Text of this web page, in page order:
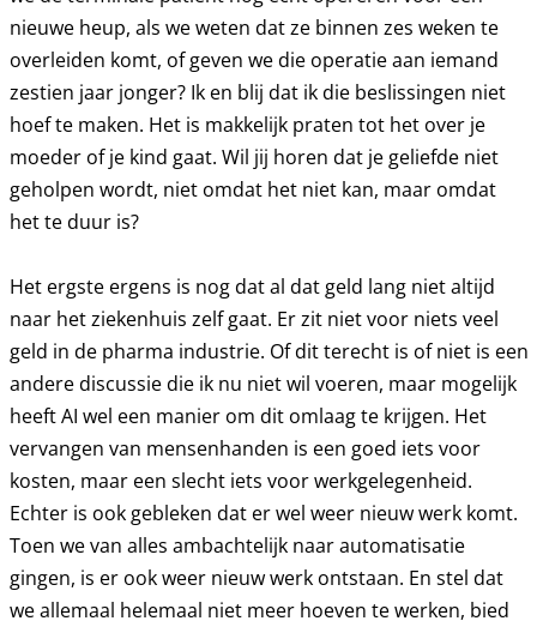
nieuwe heup, als we weten dat ze binnen zes weken te
overleiden komt, of geven we die operatie aan iemand
zestien jaar jonger? Ik en blij dat ik die beslissingen niet
hoef te maken. Het is makkelijk praten tot het over je
moeder of je kind gaat. Wil jij horen dat je geliefde niet
geholpen wordt, niet omdat het niet kan, maar omdat
het te duur is?
Het ergste ergens is nog dat al dat geld lang niet altijd
naar het ziekenhuis zelf gaat. Er zit niet voor niets veel
geld in de pharma industrie. Of dit terecht is of niet is een
andere discussie die ik nu niet wil voeren, maar mogelijk
heeft AI wel een manier om dit omlaag te krijgen. Het
vervangen van mensenhanden is een goed iets voor
kosten, maar een slecht iets voor werkgelegenheid.
Echter is ook gebleken dat er wel weer nieuw werk komt.
Toen we van alles ambachtelijk naar automatisatie
gingen, is er ook weer nieuw werk ontstaan. En stel dat
we allemaal helemaal niet meer hoeven te werken, bied